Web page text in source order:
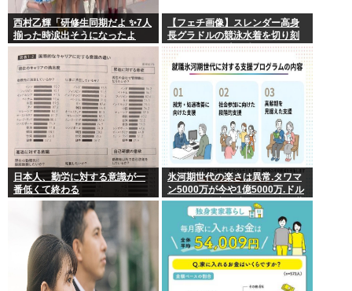
西村乙輝「研修生同期だよ ✨7人
揃った時涙出そうになったよ
ね」
【フェチ画像】スレンダー高身
長グラドルの競泳水着を切り刻
むとヌルヌル 大開脚×マッサージ
【鹿】
日本人、勤労に対する意識が一
番低くて終わる
氷河期世代の楽さは異常.タワマ
ン5000万が今や1億5000万.ドル
円80円で資産形成.マジで楽な世
代だったな